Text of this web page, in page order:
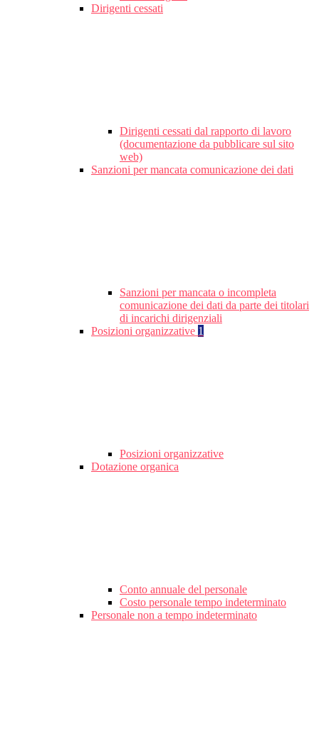
Dirigenti cessati
Dirigenti cessati dal rapporto di lavoro
(documentazione da pubblicare sul sito
web)
Sanzioni per mancata comunicazione dei dati
Sanzioni per mancata o incompleta
comunicazione dei dati da parte dei titolari
di incarichi dirigenziali
Posizioni organizzative 1
Posizioni organizzative
Dotazione organica
Conto annuale del personale
Costo personale tempo indeterminato
Personale non a tempo indeterminato